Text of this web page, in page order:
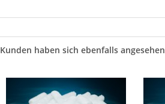
Kunden haben sich ebenfalls angesehen